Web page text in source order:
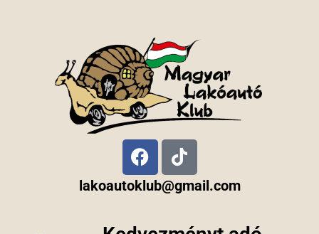
lakoautoklub@gmail.com